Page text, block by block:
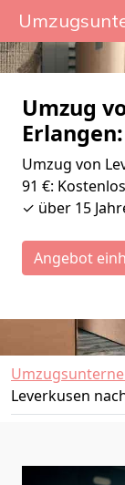
Umzug
Umzug von
91 €:
✓ über 15
Angebot
Leverkusen